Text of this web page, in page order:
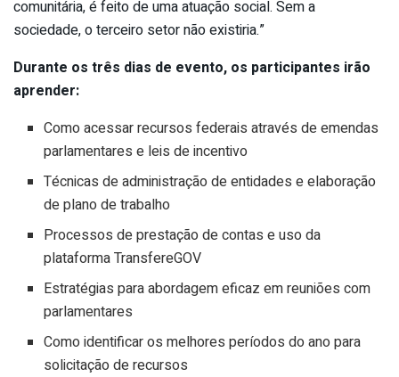
comunitária, é feito de uma atuação social. Sem a
sociedade, o terceiro setor não existiria.”
Durante os três dias de evento, os participantes irão
aprender:
Como acessar recursos federais através de emendas
parlamentares e leis de incentivo
Técnicas de administração de entidades e elaboração
de plano de trabalho
Processos de prestação de contas e uso da
plataforma TransfereGOV
Estratégias para abordagem eficaz em reuniões com
parlamentares
Como identificar os melhores períodos do ano para
solicitação de recursos